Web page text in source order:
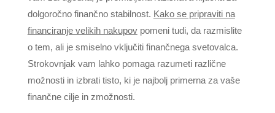
dolgoročno finančno stabilnost. Kako se pripraviti na
financiranje velikih nakupovpomeni tudi, da razmislite
o tem, ali je smiselno vključiti finančnega svetovalca.
Strokovnjak vam lahko pomaga razumeti različne
možnosti in izbrati tisto, ki je najbolj primerna za vaše
finančne cilje in zmožnosti.